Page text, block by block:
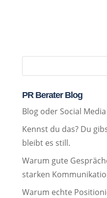
PR Berater Blog
Blog oder Social
Kennst du das? Du
bleibt es still.
Warum gute
starken
Warum echte